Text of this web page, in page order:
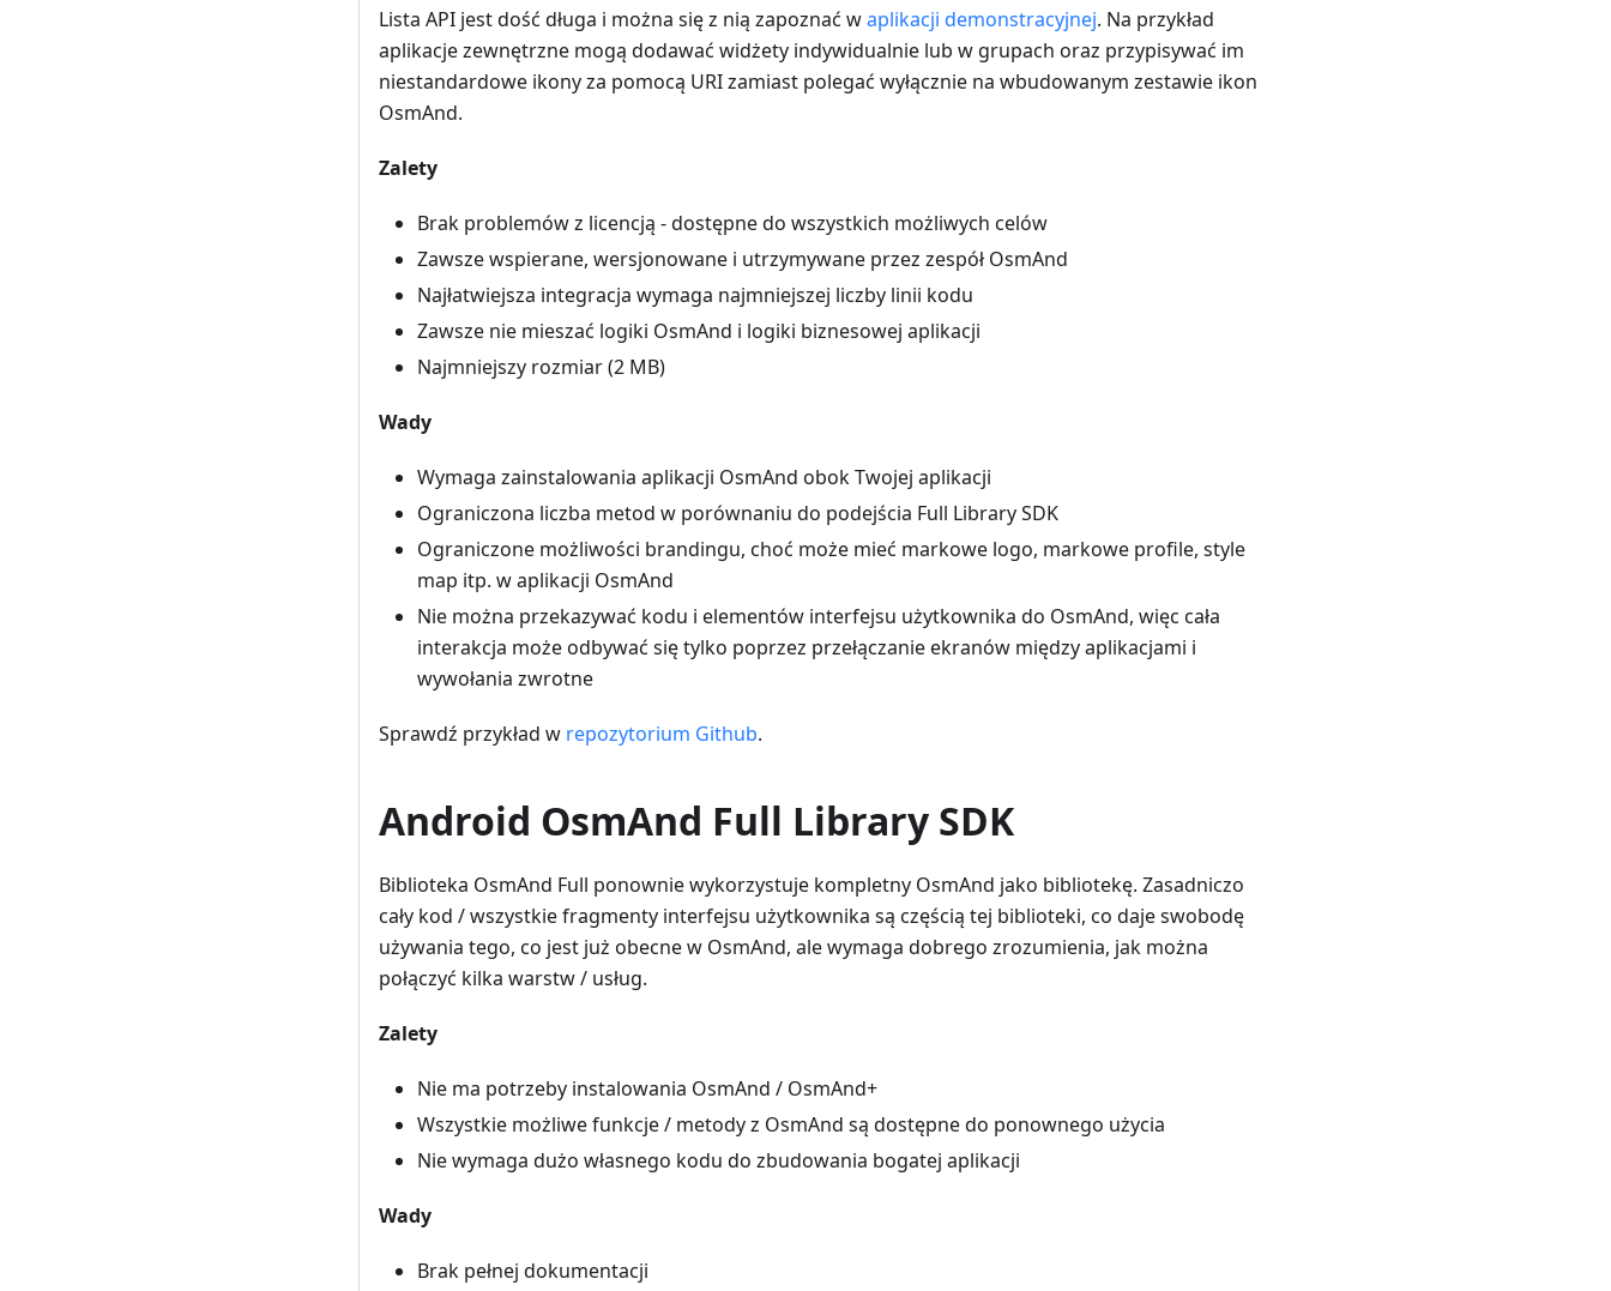
Lista API jest dość długa i można się z nią zapoznać waplikacji demonstracyjnej. Na przykład
aplikacje zewnętrzne mogą dodawać widżety indywidualnie lub w grupach oraz przypisywać im
niestandardowe ikony za pomocą URI zamiast polegać wyłącznie na wbudowanym zestawie ikon
OsmAnd.
Zalety
Brak problemów z licencją - dostępne do wszystkich możliwych celów
Zawsze wspierane, wersjonowane i utrzymywane przez zespół OsmAnd
Najłatwiejsza integracja wymaga najmniejszej liczby linii kodu
Zawsze nie mieszać logiki OsmAnd i logiki biznesowej aplikacji
Najmniejszy rozmiar (2 MB)
Wady
Wymaga zainstalowania aplikacji OsmAnd obok Twojej aplikacji
Ograniczona liczba metod w porównaniu do podejścia Full Library SDK
Ograniczone możliwości brandingu, choć może mieć markowe logo, markowe profile, style
map itp. w aplikacji OsmAnd
Nie można przekazywać kodu i elementów interfejsu użytkownika do OsmAnd, więc cała
interakcja może odbywać się tylko poprzez przełączanie ekranów między aplikacjami i
wywołania zwrotne
Sprawdź przykład w repozytorium Github.
Android OsmAnd Full Library SDK
Biblioteka OsmAnd Full ponownie wykorzystuje kompletny OsmAnd jako bibliotekę. Zasadniczo
cały kod / wszystkie fragmenty interfejsu użytkownika są częścią tej biblioteki, co daje swobodę
używania tego, co jest już obecne w OsmAnd, ale wymaga dobrego zrozumienia, jak można
połączyć kilka warstw / usług.
Zalety
Nie ma potrzeby instalowania OsmAnd / OsmAnd+
Wszystkie możliwe funkcje / metody z OsmAnd są dostępne do ponownego użycia
Nie wymaga dużo własnego kodu do zbudowania bogatej aplikacji
Wady
Brak pełnej dokumentacji